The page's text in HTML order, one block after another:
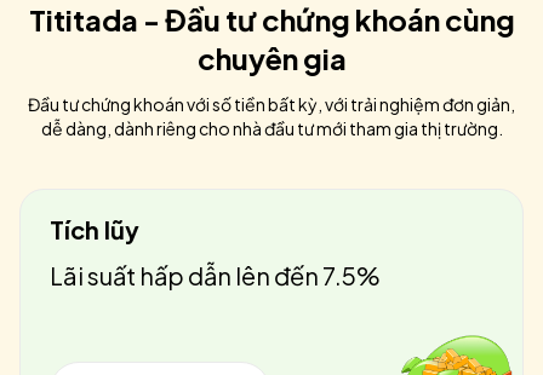
Tititada - Đầu tư chứng khoán cùng
chuyên gia
Đầu tư chứng khoán với số tiền bất kỳ, với trải nghiệm đơn giản,
dễ dàng, dành riêng cho nhà đầu tư mới tham gia thị trường.
Tích lũy
Lãi suất hấp dẫn lên đến 7.5%